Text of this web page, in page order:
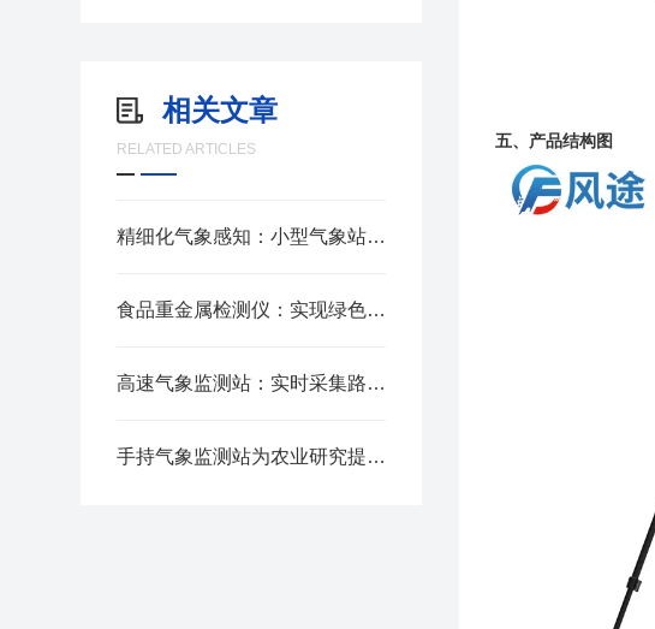
相关文章
RELATED ARTICLES
精细化气象感知：小型气象站监测仪器的普及与实用价值
食品重金属检测仪：实现绿色检测的重要途径
高速气象监测站：实时采集路面与气象数据，保障道路行车安全
手持气象监测站为农业研究提供全面数据支撑
五、产品结构图